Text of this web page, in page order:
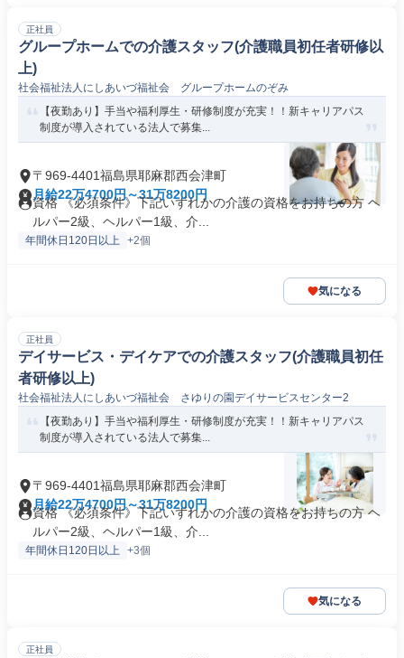
正社員
グループホームでの介護スタッフ(介護職員初任者研修以
上)
社会福祉法人にしあいづ福祉会 グループホームのぞみ
【夜勤あり】手当や福利厚生・研修制度が充実！！新キャリアパス
制度が導入されている法人で募集...
〒969-4401福島県耶麻郡西会津町
月給22万4700円～31万8200円
資格 《必須条件》下記いずれかの介護の資格をお持ちの方 ヘ
ルパー2級、ヘルパー1級、介...
年間休日120日以上 +2個
気になる
正社員
デイサービス・デイケアでの介護スタッフ(介護職員初任
者研修以上)
社会福祉法人にしあいづ福祉会 さゆりの園デイサービスセンター2
【夜勤あり】手当や福利厚生・研修制度が充実！！新キャリアパス
制度が導入されている法人で募集...
〒969-4401福島県耶麻郡西会津町
月給22万4700円～31万8200円
資格 《必須条件》下記いずれかの介護の資格をお持ちの方 ヘ
ルパー2級、ヘルパー1級、介...
年間休日120日以上 +3個
気になる
正社員